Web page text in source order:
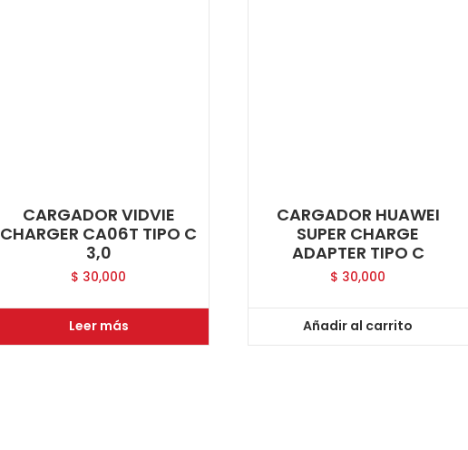
CARGADOR VIDVIE
CHARGER CA06T TIPO C
3,0
$ 30,000
Leer más
CARGADOR HUAWEI
SUPER CHARGE
ADAPTER TIPO C
$ 30,000
Añadir al carrito